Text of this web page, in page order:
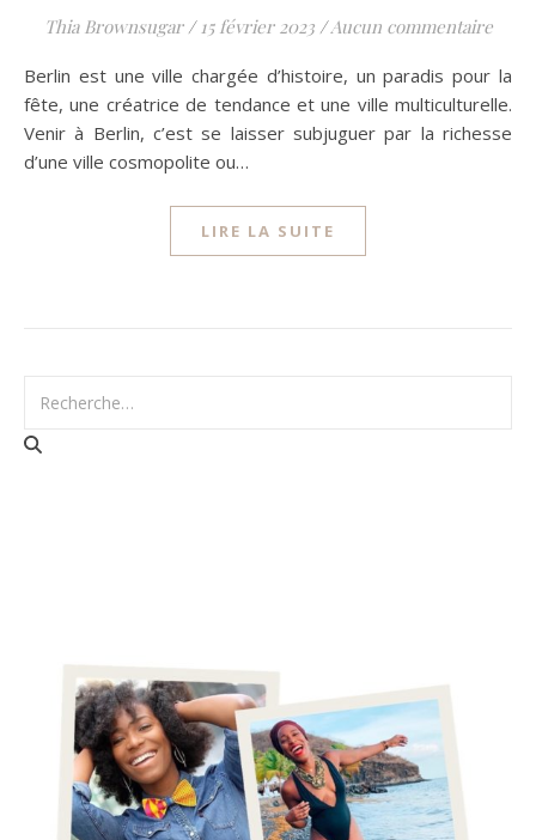
Thia Brownsugar / 15 février 2023 /Aucun commentaire
Berlin est une ville chargée d’histoire, un paradis pour la
fête, une créatrice de tendance et une ville multiculturelle.
Venir à Berlin, c’est se laisser subjuguer par la richesse
d’une ville cosmopolite ou…
LIRE LA SUITE